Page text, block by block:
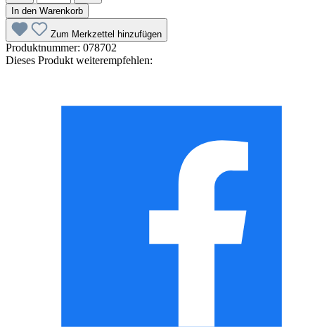
In den Warenkorb
Zum Merkzettel hinzufügen
Produktnummer: 078702
Dieses Produkt weiterempfehlen: